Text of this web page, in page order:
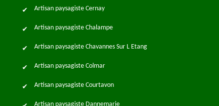
Artisan paysagiste Cernay
Artisan paysagiste Chalampe
Artisan paysagiste Chavannes Sur L Etang
Artisan paysagiste Colmar
Artisan paysagiste Courtavon
Artisan paysagiste Dannemarie